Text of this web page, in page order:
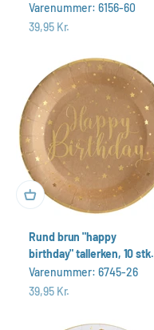
Varenummer: 6156-60
Salgspris
39,95 Kr.
Rund brun "happy
birthday" tallerken, 10 stk.
Varenummer: 6745-26
Salgspris
39,95 Kr.